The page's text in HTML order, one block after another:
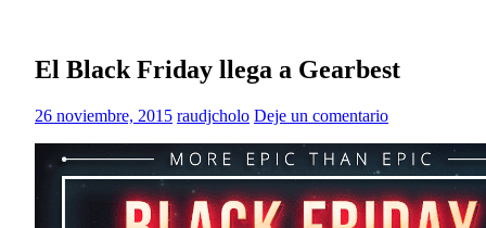
El Black Friday llega a Gearbest
26 noviembre, 2015 raudjcholo Deje un comentario